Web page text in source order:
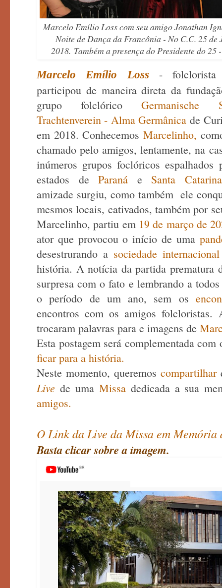
Marcelo Emílio Loss com seu amigo Jonathan
Noite de Dança da Francônia - No C.C. 25 de
2018. Também a presença do Presidente do
Marcelo Emílio Loss- folclorista
participou de maneira direta da
grupo folclórico Germanische
Trachtenverein - Alma Germânicade
em 2018. ConhecemosMarcelinho,
chamado pelo amigos, lentamente, na
inúmeros grupos foclóricos espalhados
estados deParaná e Santa
amizade surgiu, como também ele
mesmos locais, cativados, também por
Marcelinho, partiu em19 de março de
ator que provocou o início de uma
desestrurando a sociedade
história. A notícia da partida prematura
surpresa com o fato e lembrando a
o período de um ano, sem os
encontros com os amigos folcloristas.
trocaram palavras para e imagens de
Esta postagem será complementada
ficar para a história.
Neste momento, queremos compartilhar
Live de uma Missadedicada a sua
amigos.
O Link da Live da Missa em
Basta clicar sobre a imagem.